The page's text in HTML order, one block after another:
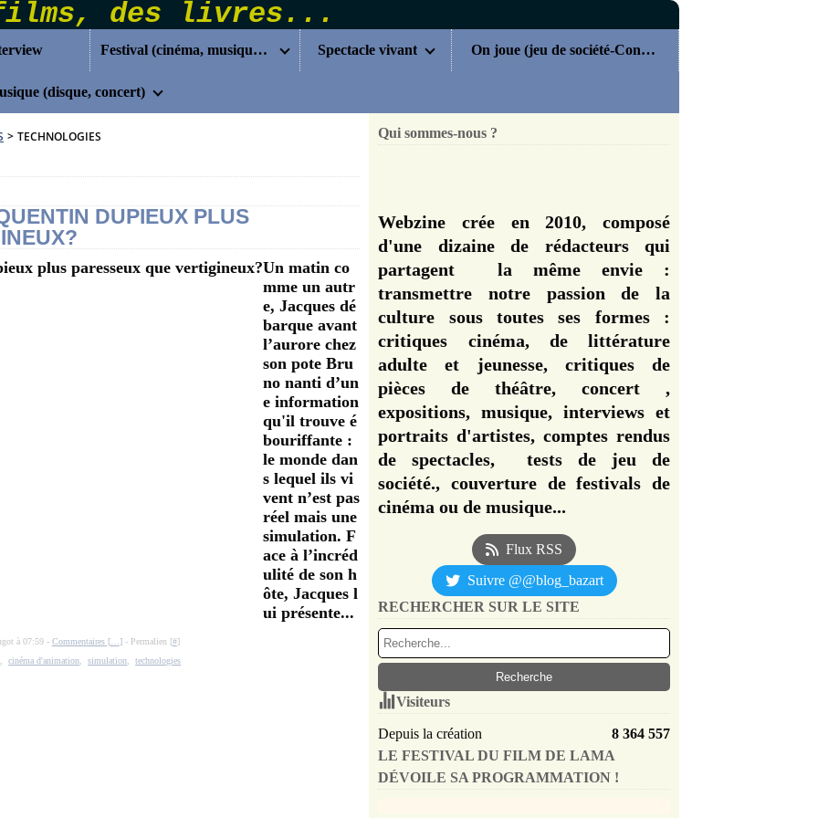
Festival (cinéma, musique...) Spectacle vivant On joue (jeu de société-Concours)
(disque, concert)
> TECHNOLOGIES
DUPIEUX PLUS
Un matin co
mme un autr
e, Jacques dé
barque avant
l’aurore chez
son pote Bru
no nanti d’un
e information
qu'il trouve é
bouriffante :
le monde dan
s lequel ils vi
vent n’est pas
réel mais une
simulation. F
ace à l’incréd
ulité de son h
ôte, Jacques l
ui présente...
à 07:59 - Commentaires [… ]- Permalien [#]
,cinéma d'animation ,simulation ,technologies
Qui sommes-nous ?
Webzine crée en 2010, composé
d'une dizaine de rédacteurs qui
partagent la même envie :
transmettre notre passion de la
culture sous toutes ses formes :
critiques cinéma, de littérature
adulte et jeunesse, critiques de
pièces de théâtre, concert ,
expositions, musique, interviews et
portraits d'artistes, comptes rendus
de spectacles, tests de jeu de
société., couverture de festivals de
cinéma ou de musique...
Flux RSS
Suivre @@blog_bazart
RECHERCHER SUR LE SITE
Visiteurs
Depuis la création
8 364 557
LE FESTIVAL DU FILM DE LAMA
DÉVOILE SA PROGRAMMATION !